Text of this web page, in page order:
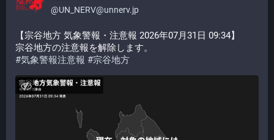
@UN_NERV@unnerv.jp
【宗谷地方 気象警報・注意報 2026年07月31日 09:34】
宗谷地方の注意報を解除します。
#気象警報注意報 #宗谷地方